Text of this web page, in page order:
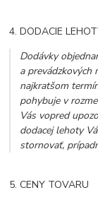
4. DODACIE
Dodávky
a prevádzkových
najkratšom
pohybuje v
Vás vopred
dodacej lehoty
stornovať,
5. CENY TOVARU